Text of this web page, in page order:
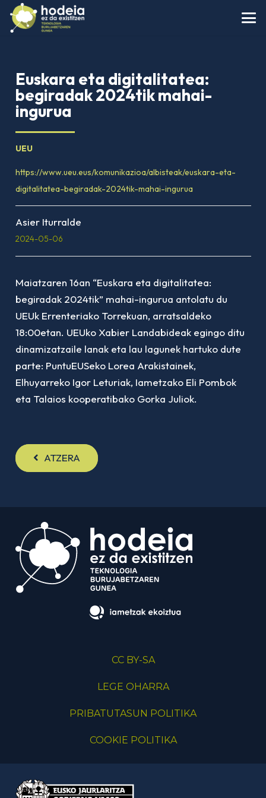
Euskara eta digitalitatea:
begiradak 2024tik mahai-
ingurua
UEU
https://www.ueu.eus/komunikazioa/albisteak/euskara-eta-
digitalitatea-begiradak-2024tik-mahai-ingurua
Asier Iturralde
2024-05-06
Maiatzaren 16an “Euskara eta digitalitatea:
begiradak 2024tik” mahai-ingurua antolatu du
UEUk Errenteriako Torrekuan, arratsaldeko
18:00etan. UEUko Xabier Landabideak egingo ditu
dinamizatzaile lanak eta lau lagunek hartuko dute
parte: PuntuEUSeko Lorea Arakistainek,
Elhuyarreko Igor Leturiak, Iametzako Eli Pombok
eta Talaios kooperatibako Gorka Juliok.
ATZERA
CC BY-SA
LEGE OHARRA
PRIBATUTASUN POLITIKA
COOKIE POLITIKA